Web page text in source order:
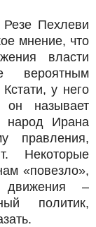
Пехлеви
мнение, что
власти
вероятным
у него
называет
народ Ирана
правления,
Некоторые
«повезло»,
движения –
политик,